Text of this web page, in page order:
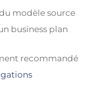
modèle source
business plan
recommandé